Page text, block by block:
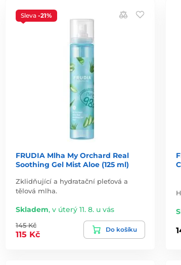
Sleva -21%
FRUDIA Mlha My Orchard Real
Soothing Gel Mist Aloe (125 ml)
Zklidňující a hydratační pleťová a
tělová mlha.
Skladem, v úterý 11. 8. u vás
145 Kč
115 Kč
Do košíku